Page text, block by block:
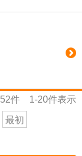
52件 1-20件表示
最初